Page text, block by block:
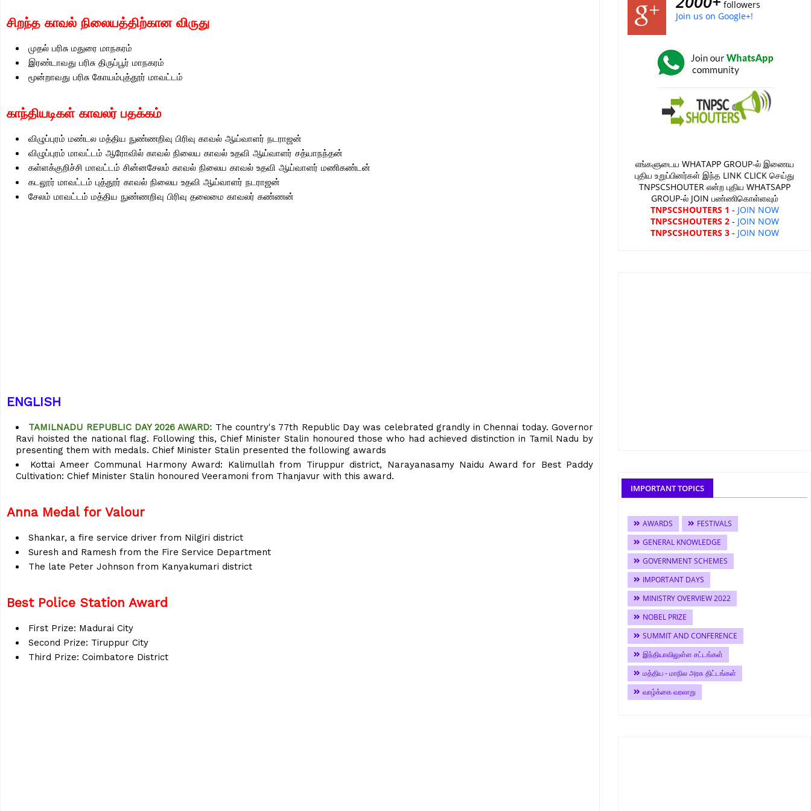
சிறந்த காவல் நிலையத்திற்கான விருது
முதல் பரிசு மதுரை மாநகரம்
இரண்டாவது பரிசு திருப்பூர் மாநகரம்
மூன்றாவது பரிசு கோயம்புத்தூர் மாவட்டம்
காந்தியடிகள் காவலர் பதக்கம்
விழுப்புரம் மண்டல மத்திய நுண்ணறிவு பிரிவு காவல் ஆய்வாளர் நடராஜன்
விழுப்புரம் மாவட்டம் ஆரோவில் காவல் நிலைய காவல் உதவி ஆய்வாளர் சத்யாநந்தன்
கள்ளக்குறிச்சி மாவட்டம் சின்னசேலம் காவல் நிலைய காவல் உதவி ஆய்வாளர் மணிகண்டன்
கடலூர் மாவட்டம் புத்தூர் காவல் நிலைய உதவி ஆய்வாளர் நடராஜன்
சேலம் மாவட்டம் மத்திய நுண்ணறிவு பிரிவு தலைமை காவலர் கண்ணன்
ENGLISH
TAMILNADU REPUBLIC DAY 2026 AWARD: The country's 77th Republic Day was celebrated grandly in Chennai today. Governor
Ravi hoisted the national flag. Following this, Chief Minister Stalin honoured those who had achieved distinction in Tamil Nadu by
presenting them with medals. Chief Minister Stalin presented the following awards
Kottai Ameer Communal Harmony Award: Kalimullah from Tiruppur district, Narayanasamy Naidu Award for Best Paddy
Cultivation: Chief Minister Stalin honoured Veeramoni from Thanjavur with this award.
Anna Medal for Valour
Shankar, a fire service driver from Nilgiri district
Suresh and Ramesh from the Fire Service Department
The late Peter Johnson from Kanyakumari district
Best Police Station Award
First Prize: Madurai City
Second Prize: Tiruppur City
Third Prize: Coimbatore District
followers
Join us on Google+!
எங்களுடைய WHATAPP GROUP-ல் இணைய
புதிய உறுப்பினர்கள் இந்த LINK CLICK செய்து
TNPSCSHOUTER என்ற புதிய WHATSAPP
GROUP-ல் JOIN பண்ணிகொள்ளவும்
TNPSCSHOUTERS 1 - JOIN NOW
TNPSCSHOUTERS 2- JOIN NOW
TNPSCSHOUTERS 3- JOIN NOW
IMPORTANT TOPICS
AWARDS
FESTIVALS
GENERAL KNOWLEDGE
GOVERNMENT SCHEMES
IMPORTANT DAYS
MINISTRY OVERVIEW 2022
NOBEL PRIZE
SUMMIT AND CONFERENCE
இந்தியாவிலுள்ள சட்டங்கள்
மத்திய - மாநில அரசு திட்டங்கள்
வாழ்க்கை வரலாறு